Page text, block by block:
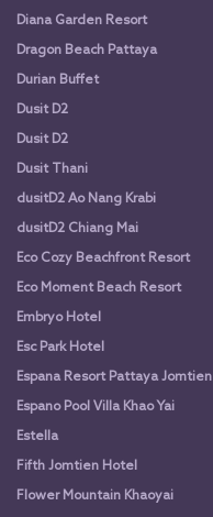
Diana Garden Resort
Dragon Beach Pattaya
Durian Buffet
Dusit D2
Dusit D2
Dusit Thani
dusitD2 Ao Nang Krabi
dusitD2 Chiang Mai
Eco Cozy Beachfront Resort
Eco Moment Beach Resort
Embryo Hotel
Esc Park Hotel
Espana Resort Pattaya Jomtien
Espano Pool Villa Khao Yai
Estella
Fifth Jomtien Hotel
Flower Mountain Khaoyai